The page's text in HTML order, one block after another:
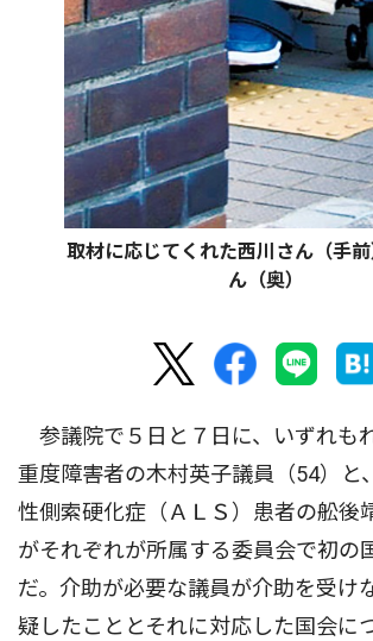
取材に応じてくれた西川さん（手
ん（奥）
参議院で５日と７日に、いずれも
重度障害者の木村英子議員（54）と
性側索硬化症（ＡＬＳ）患者の舩後
がそれぞれが所属する委員会で初の
だ。介助が必要な議員が介助を受け
疑したこととそれに対応した国会に